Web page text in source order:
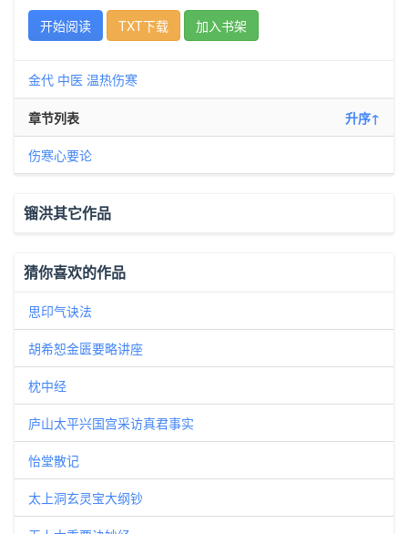
开始阅读
TXT下载 加入书架
金代 中医 温热伤寒
章节列表 升序↑
伤寒心要论
镏洪其它作品
猜你喜欢的作品
思印气诀法
胡希恕金匮要略讲座
枕中经
庐山太平兴国宫采访真君事实
怡堂散记
太上洞玄灵宝大纲钞